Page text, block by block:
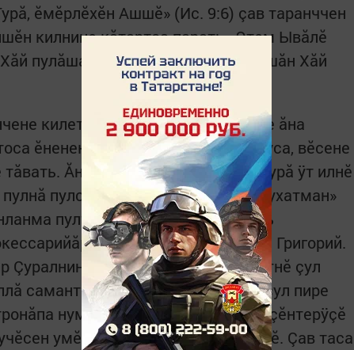
ĕмĕрлĕхĕн Ашшĕ» (Ис. 9:6) çав таранччен
килнине кăтартса парать «Этем Ывăлĕ
пулăшасшăн, нумайăшне çăласшăн Хăй
килет, этем ÿтне Хăй çине илсе ăна
ĕненекенсене Туррăн ачисем туса, вĕсене
Ăнланма çук, тĕлĕнмелле Турă ÿт илнĕ
пулсан та, Хăйĕн Турăлăхне çухатман»
пултараймасть» тесе çырать
архирей пулса пурăннă Григорий.
Çуралнине кĕтсе илнĕ май, çак иртнĕ çул
самантсене пăхса тухар. Иртнĕ çул пире
нумай асапсем тÿссе вилнĕ çĕнтерÿçĕ
умĕнче кĕл тума тивĕçлĕ турĕ. Çав таса